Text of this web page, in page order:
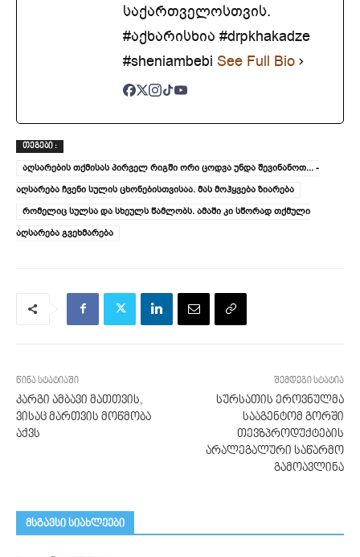
საქართველოსთვის.
#აქხარისხია #drpkhakadze
#sheniambebi See Full Bio
ᲗᲔᲒᲔᲑᲘ :
აღსარების თქმისას პირველ რიგში ორი ცოდვა უნდა შევინანოთ... -
აღსარება ჩვენი სულის ცხონებისთვისაა. მას მოჰყვება ზიარება
რომელიც სულსა და სხეულს წამლობს. ამაში კი სწორად თქმული
აღსარება გვეხმარება
წინა სტატიაში
კარგი ამბავი მათთვის,
ვისაც მართვის მოწმობა
აქვს
შემდეგი სტატია
სურსათის ეროვნულმა
სააგენტომ გორში
თევზპროდუქტების
არალეგალური საწარმო
გამოავლინა
მსგავსი სიახლეები